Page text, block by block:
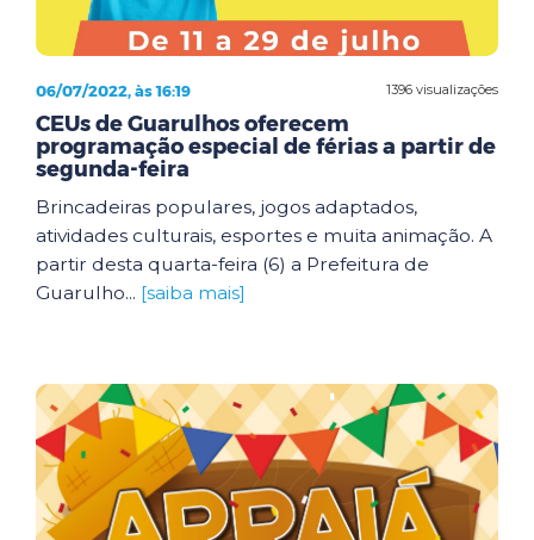
1396 visualizações
06/07/2022, às 16:19
CEUs de Guarulhos oferecem
programação especial de férias a partir de
segunda-feira
Brincadeiras populares, jogos adaptados,
atividades culturais, esportes e muita animação. A
partir desta quarta-feira (6) a Prefeitura de
Guarulho... [saiba mais]